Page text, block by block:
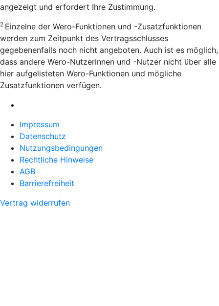
angezeigt und erfordert Ihre Zustimmung.
2 Einzelne der Wero-Funktionen und -Zusatzfunktionen
werden zum Zeitpunkt des Vertragsschlusses
gegebenenfalls noch nicht angeboten. Auch ist es möglich,
dass andere Wero-Nutzerinnen und -Nutzer nicht über alle
hier aufgelisteten Wero-Funktionen und mögliche
Zusatzfunktionen verfügen.
Impressum
Datenschutz
Nutzungsbedingungen
Rechtliche Hinweise
AGB
Barrierefreiheit
Vertrag widerrufen